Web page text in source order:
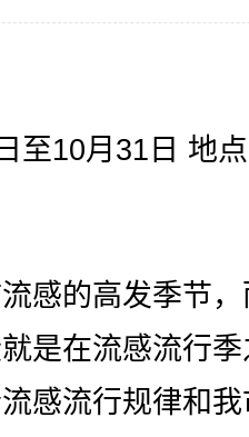
10月31日 地点
的高发季节，
是在流感流行
感流行规律和